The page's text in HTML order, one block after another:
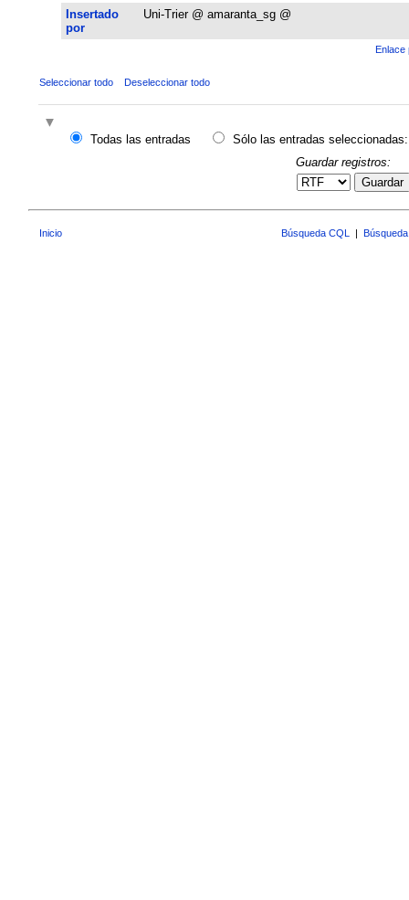
Insertado
por
Uni-Trier @ amaranta_sg @
Enlace
Seleccionar todo Deseleccionar todo
Todas las entradas
Sólo las entradas seleccionadas:
Guardar registros:
Guardar
Inicio Búsqueda CQL